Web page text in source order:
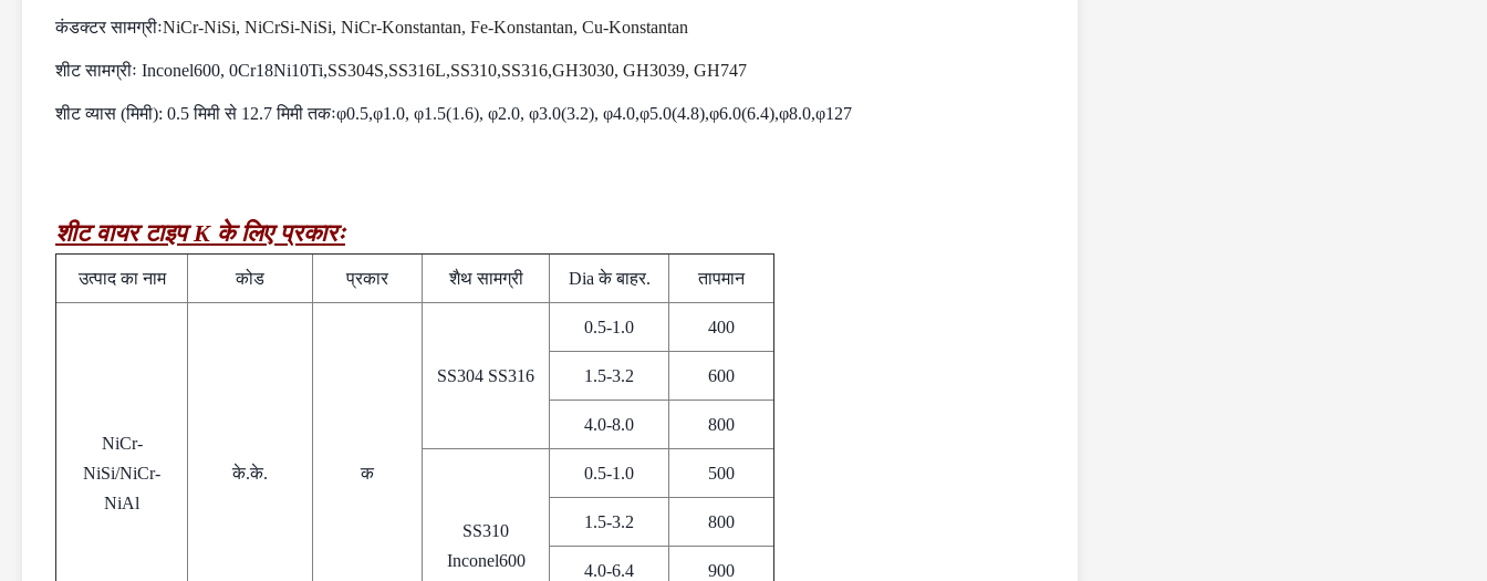
कंडक्टर सामग्रीःNiCr-NiSi, NiCrSi-NiSi, NiCr-Konstantan, Fe-Konstantan, Cu-Konstantan
शीट सामग्रीः Inconel600, 0Cr18Ni10Ti,SS304S,SS316L,SS310,SS316,GH3030, GH3039, GH747
शीट व्यास (मिमी): 0.5 मिमी से 12.7 मिमी तकःφ0.5,φ1.0, φ1.5(1.6), φ2.0, φ3.0(3.2), φ4.0,φ5.0(4.8),φ6.0(6.4),φ8.0,φ127
शीट वायर टाइप K के लिए प्रकारः
उत्पाद का नाम कोड प्रकार शैथ सामग्री Dia के बाहर. तापमान
NiCr-
NiSi/NiCr-
NiAl
के.के. क
SS304 SS316
0.5-1.0 400
1.5-3.2 600
4.0-8.0 800
SS310
Inconel600
0.5-1.0 500
1.5-3.2 800
4.0-6.4 900